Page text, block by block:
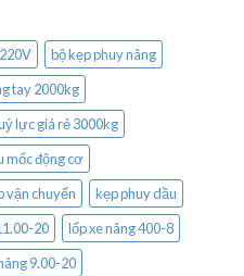
bộ kẹp phuy nâng
tay 2000kg
lực giá rẻ 3000kg
mốc động cơ
vận chuyển
kẹp phuy dầu
20
lốp xe nâng 400-8
9.00-20